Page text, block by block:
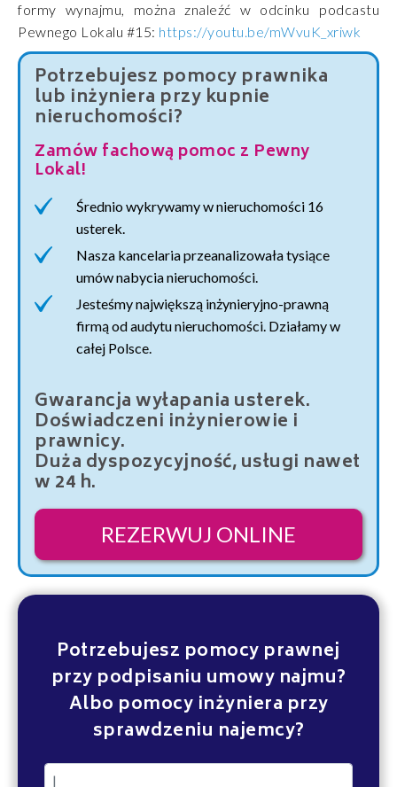
formy wynajmu, można znaleźć w odcinku podcastu
Pewnego Lokalu #15: https://youtu.be/mWvuK_xriwk
Potrzebujesz pomocy prawnika
lub inżyniera przy kupnie
nieruchomości?
Zamów fachową pomoc z Pewny
Lokal!
Średnio wykrywamy w nieruchomości 16
usterek.
Nasza kancelaria przeanalizowała tysiące
umów nabycia nieruchomości.
Jesteśmy największą inżynieryjno-prawną
firmą od audytu nieruchomości. Działamy w
całej Polsce.
Gwarancja wyłapania usterek.
Doświadczeni inżynierowie i
prawnicy.
Duża dyspozycyjność, usługi nawet
w 24 h.
REZERWUJ ONLINE
Potrzebujesz pomocy prawnej
przy podpisaniu umowy najmu?
Albo pomocy inżyniera przy
sprawdzeniu najemcy?